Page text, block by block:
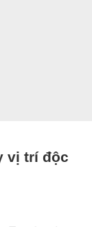
vị trí độc